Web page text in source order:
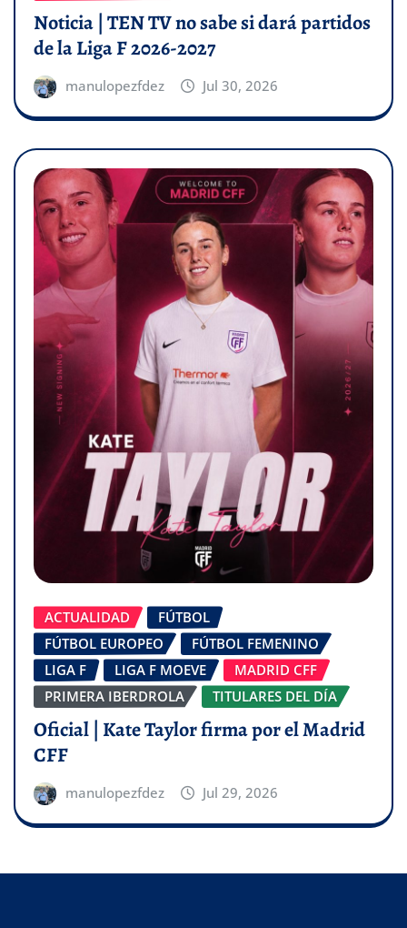
Noticia | TEN TV no sabe si dará partidos
de la Liga F 2026-2027
manulopezfdez Jul 30, 2026
ACTUALIDAD
FÚTBOL
FÚTBOL EUROPEO
FÚTBOL FEMENINO
LIGA F
LIGA F MOEVE
MADRID CFF
PRIMERA IBERDROLA
TITULARES DEL DÍA
Oficial | Kate Taylor firma por el Madrid
CFF
manulopezfdez Jul 29, 2026